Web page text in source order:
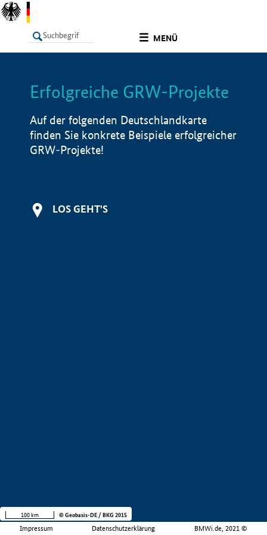
MENÜ
LISTE Info
Erfolgreiche GRW-Projekte
Auf der folgenden Deutschlandkarte
finden Sie konkrete Beispiele erfolgreicher
GRW-Projekte!
LOS GEHT'S
Impressum Datenschutzerklärung BMWi.de, 2021 ©
100 km © Geobasis-DE / BKG 2015